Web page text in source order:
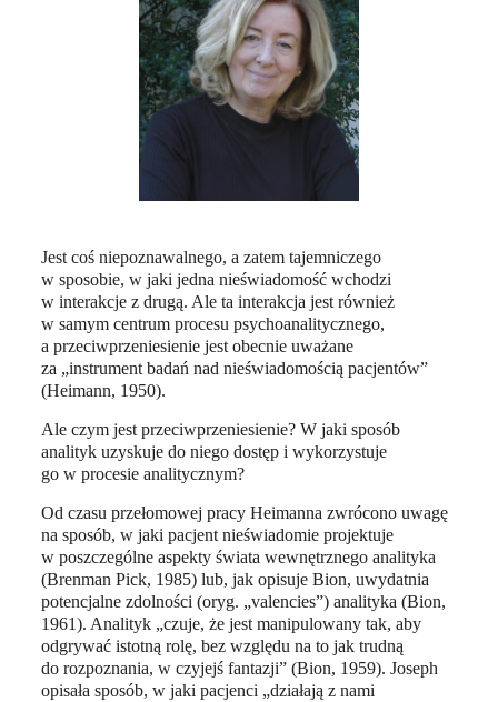
Jest coś niepoznawalnego, a zatem tajemniczego
w sposobie, w jaki jedna nieświadomość wchodzi
w interakcje z drugą. Ale ta interakcja jest również
w samym centrum procesu psychoanalitycznego,
a przeciwprzeniesienie jest obecnie uważane
za „instrument badań nad nieświadomością pacjentów”
(Heimann, 1950).
Ale czym jest przeciwprzeniesienie? W jaki sposób
analityk uzyskuje do niego dostęp i wykorzystuje
go w procesie analitycznym?
Od czasu przełomowej pracy Heimanna zwrócono uwagę
na sposób, w jaki pacjent nieświadomie projektuje
w poszczególne aspekty świata wewnętrznego analityka
(Brenman Pick, 1985) lub, jak opisuje Bion, uwydatnia
potencjalne zdolności (oryg. „valencies”) analityka (Bion,
1961). Analityk „czuje, że jest manipulowany tak, aby
odgrywać istotną rolę, bez względu na to jak trudną
do rozpoznania, w czyjejś fantazji” (Bion, 1959). Joseph
opisała sposób, w jaki pacjenci „działają z nami